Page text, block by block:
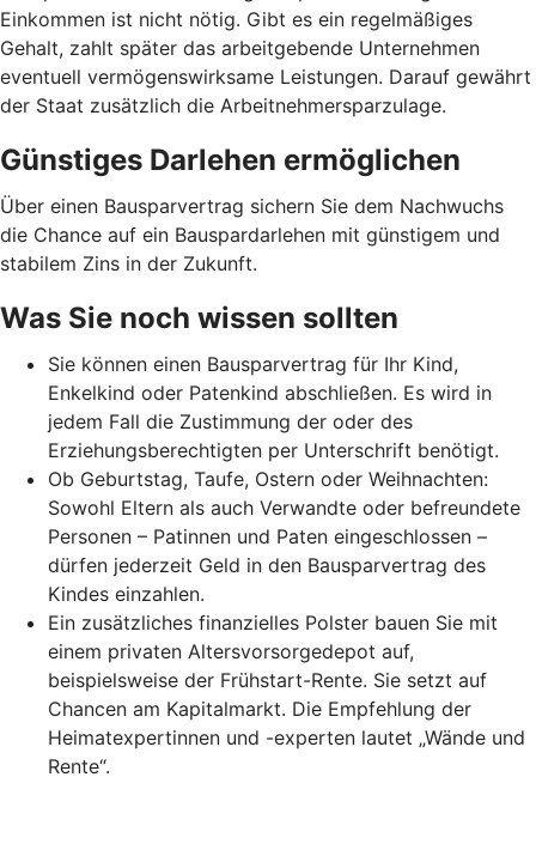
Einkommen ist nicht nötig. Gibt es ein regelmäßiges
Gehalt, zahlt später das arbeitgebende Unternehmen
eventuell vermögenswirksame Leistungen. Darauf gewährt
der Staat zusätzlich die Arbeitnehmer­spar­zulage.
Günstiges Darlehen ermöglichen
Über einen Bausparvertrag sichern Sie dem Nachwuchs
die Chance auf ein Bauspardarlehen mit günstigem und
stabilem Zins in der Zukunft.
Was Sie noch wissen sollten
Sie können einen Bausparvertrag für Ihr Kind,
Enkelkind oder Patenkind abschließen. Es wird in
jedem Fall die Zustimmung der oder des
Erziehungsberechtigten per Unterschrift benötigt.
Ob Geburtstag, Taufe, Ostern oder Weihnachten:
Sowohl Eltern als auch Verwandte oder befreundete
Personen – Patinnen und Paten eingeschlossen –
dürfen jederzeit Geld in den Bausparvertrag des
Kindes einzahlen.
Ein zusätzliches finanzielles Polster bauen Sie mit
einem privaten Altersvorsorgedepot auf,
beispielsweise der Frühstart-Rente. Sie setzt auf
Chancen am Kapitalmarkt. Die Empfehlung der
Heimatexpertinnen und -experten lautet „Wände und
Rente“.